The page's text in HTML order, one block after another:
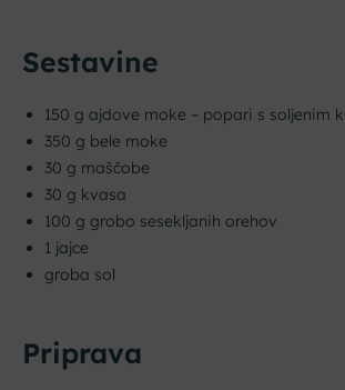
Sestavine
150 g ajdove moke – popari s soljenim
350 g bele moke
30 g maščobe
30 g kvasa
100 g grobo sesekljanih orehov
1 jajce
groba sol
Priprava